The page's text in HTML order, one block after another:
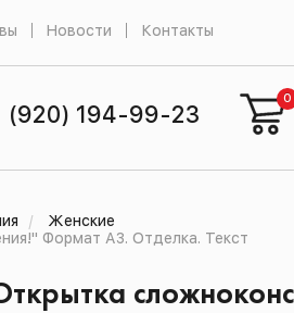
Новости Контакты
(920) 194-99-23
0
Женские
Формат А3. Отделка. Текст